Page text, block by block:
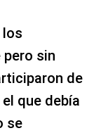
los
pero sin
de
que debía
se